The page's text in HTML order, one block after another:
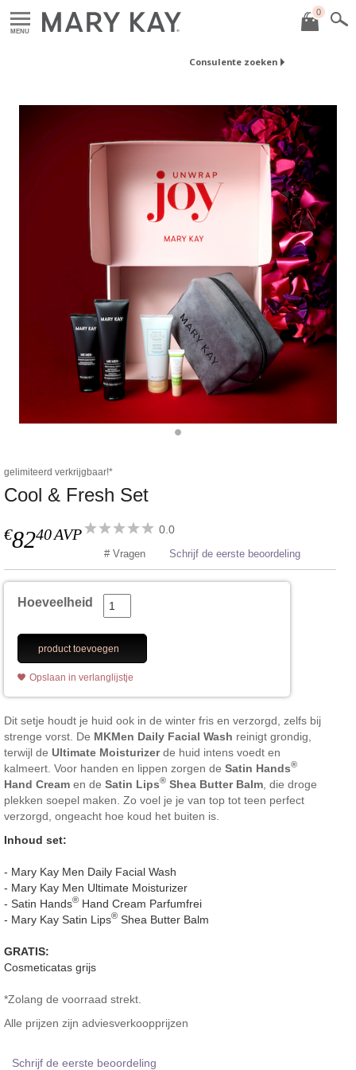
MENU
0
Consulente zoeken
gelimiteerd verkrijgbaar!*
Cool & Fresh Set
€8240AVP 0.0
# Vragen Schrijf de eerste beoordeling
Hoeveelheid
product toevoegen
Opslaan in verlanglijstje
Dit setje houdt je huid ook in de winter fris en verzorgd, zelfs bij
strenge vorst. De MKMen Daily Facial Wash reinigt grondig,
terwijl de Ultimate Moisturizerde huid intens voedt en
kalmeert. Voor handen en lippen zorgen de Satin Hands®
Hand Cream en de Satin Lips® Shea Butter Balm , die droge
plekken soepel maken. Zo voel je je van top tot teen perfect
verzorgd, ongeacht hoe koud het buiten is.
Inhoud set:
- Mary Kay Men Daily Facial Wash
- Mary Kay Men Ultimate Moisturizer
- Satin Hands® Hand Cream Parfumfrei
- Mary Kay Satin Lips® Shea Butter Balm
GRATIS:
Cosmeticatas grijs
*Zolang de voorraad strekt.
Alle prijzen zijn adviesverkoopprijzen
Schrijf de eerste beoordeling